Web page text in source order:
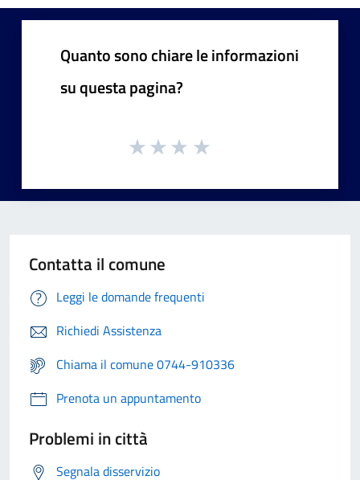
Quanto sono chiare le informazioni
su questa pagina?
Contatta il comune
Leggi le domande frequenti
Richiedi Assistenza
Chiama il comune 0744-910336
Prenota un appuntamento
Problemi in città
Segnala disservizio